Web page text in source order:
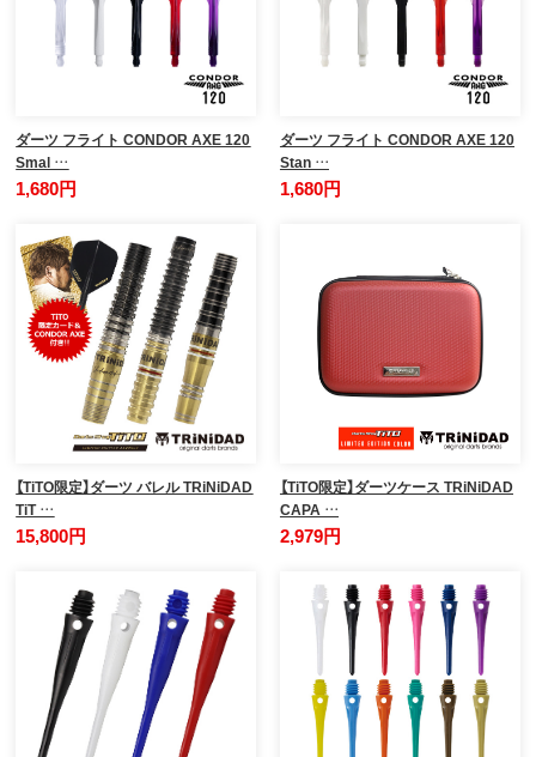
ダーツ フライト CONDOR AXE 120
Smal …
1,680円
ダーツ フライト CONDOR AXE 120
Stan …
1,680円
【TiTO限定】ダーツ バレル TRiNiDAD
TiT …
15,800円
【TiTO限定】ダーツケース TRiNiDAD
CAPA …
2,979円